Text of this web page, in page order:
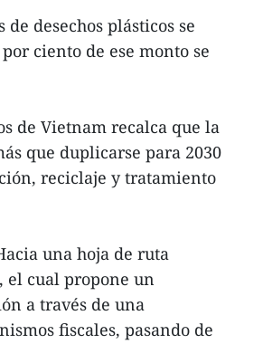
desechos plásticos se
ciento de ese monto se
de Vietnam recalca que la
que duplicarse para 2030
reciclaje y tratamiento
una hoja de ruta
el cual propone un
a través de una
fiscales, pasando de